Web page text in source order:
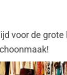
voor de